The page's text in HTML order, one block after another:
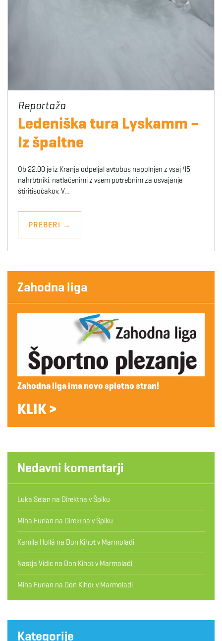
Ledeniška tura Lyskamm –
Iz špaltne
Ob 22.00 je iz Kranja odpeljal avtobus napolnjen z vsaj 45
nahrbtniki, natlačenimi z vsem potrebnim za osvajanje
štiritisočakov. V…
PREBERI →
Zahodna liga
Zahodna liga ima novo spletno stran!
KLIK >
Nedavni komentarji
Luka Selan na Direktna v Špiku
Miha Furlan na Direktna v Špiku
Kamila Hollá na Don Kihot v Marmoladi
Nastja Vidic na Don Kihot v Marmoladi
Miha Furlan na Don Kihot v Marmoladi
Kategorije